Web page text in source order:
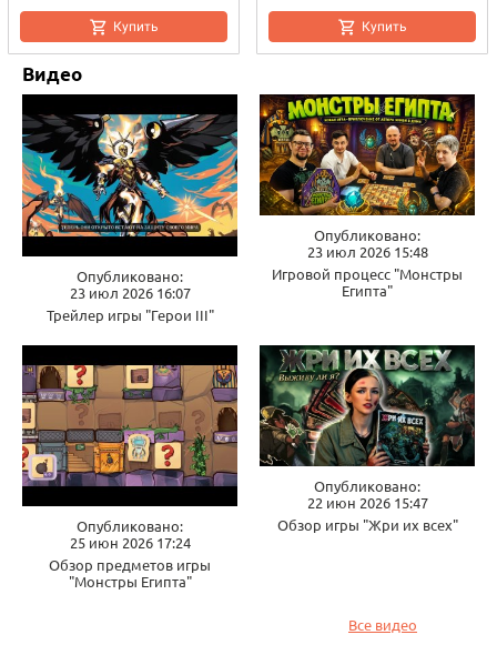
Купить Купить
Видео
Опубликовано:
23 июл 2026 16:07
Трейлер игры "Герои III"
Опубликовано:
23 июл 2026 15:48
Игровой процесс "Монстры
Египта"
Опубликовано:
25 июн 2026 17:24
Обзор предметов игры
"Монстры Египта"
Опубликовано:
22 июн 2026 15:47
Обзор игры "Жри их всех"
Все видео